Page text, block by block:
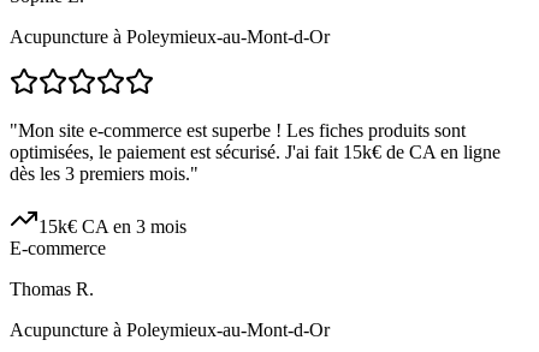
Acupuncture à Poleymieux-au-Mont-d-Or
"Mon site e-commerce est superbe ! Les fiches produits sont
optimisées, le paiement est sécurisé. J'ai fait 15k€ de CA en ligne
dès les 3 premiers mois."
15k€ CA en 3 mois
E-commerce
Thomas R.
Acupuncture à Poleymieux-au-Mont-d-Or